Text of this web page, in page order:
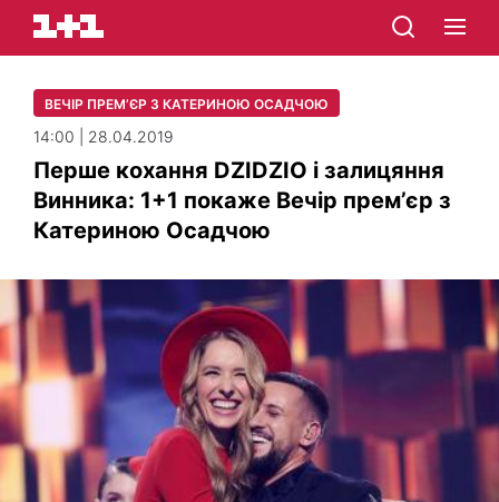
ВЕЧІР ПРЕМ’ЄР З КАТЕРИНОЮ ОСАДЧОЮ
14:00 | 28.04.2019
Перше кохання DZIDZIO і залицяння
Винника: 1+1 покаже Вечір прем’єр з
Катериною Осадчою